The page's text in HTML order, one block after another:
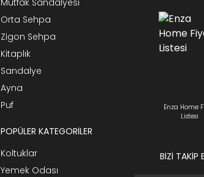
Orta Sehpa
Zigon Sehpa
Kitaplık
Sandalye
Ayna
Puf
POPÜLER KATEGORİLER
Koltuklar
Yemek Odası
Enza Home
Listesi
BİZİ TAKİP